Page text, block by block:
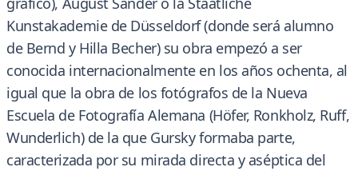
Kunstakademie de Düsseldorf (donde será alumno
de Bernd y Hilla Becher) su obra empezó a ser
conocida internacionalmente en los años ochenta, al
igual que la obra de los fotógrafos de la Nueva
Escuela de Fotografía Alemana (Höfer, Ronkholz, Ruff,
Wunderlich) de la que Gursky formaba parte,
caracterizada por su mirada directa y aséptica del